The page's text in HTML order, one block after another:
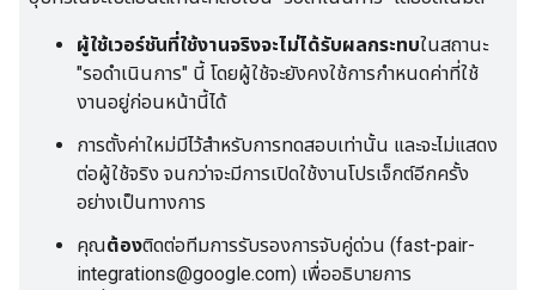
ผู้ใช้เวอร์ชันที่ใช้งานจริงจะไม่ได้รับผลกระทบในสถานะ
"รอดำเนินการ" นี้ โดยผู้ใช้จะยังคงใช้การกำหนดค่าที่ใช้
งานอยู่ก่อนหน้านี้ได้
การตั้งค่าใหม่มีไว้สำหรับการทดสอบเท่านั้น และจะไม่แสดง
ต่อผู้ใช้จริง จนกว่าจะมีการเปิดใช้งานโปรเจ็กต์อีกครั้ง
อย่างเป็นทางการ
คุณต้องติดต่อทีมการรับรองการจับคู่ด่วน (fast-pair-
integrations@google.com) เพื่ออธิบายการ